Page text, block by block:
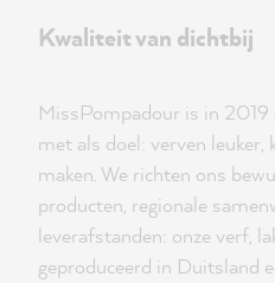
Kwaliteit van dichtbij
MissPompadour is in 2019
met als doel: verven
maken. We richten ons
producten, regionale
leverafstanden: onze verf,
geproduceerd in Duitsland